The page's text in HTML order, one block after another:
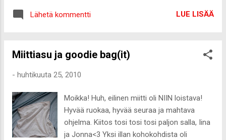
Lähetä kommentti LUE LISÄÄ
Miittiasu ja goodie bag(it)
- huhtikuuta 25, 2010
Moikka! Huh, eilinen miitti oli NIIN loistava!
Hyvää ruokaa, hyvää seuraa ja mahtava
ohjelma. Kiitos tosi tosi tosi paljon salla, Iina
ja Jonna<3 Yksi illan kohokohdista oli